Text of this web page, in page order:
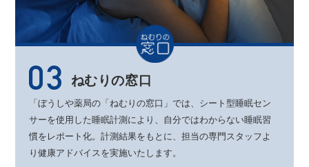
ねむりの窓口
「ぼうしや薬局の「ねむりの窓口」では、 シート型睡眠セン
サーを使用した睡眠計測により、 自分ではわからない睡眠習
慣をレポート化。計測結果をもとに、担当の専門スタッフよ
り健康アドバイスを実施いたします。